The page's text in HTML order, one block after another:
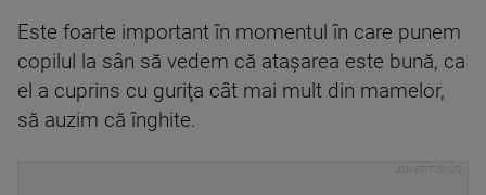
Este foarte important în momentul în care punem
copilul la sân să vedem că ataşarea este bună, ca
el a cuprins cu guriţa cât mai mult din mamelor,
să auzim că înghite.